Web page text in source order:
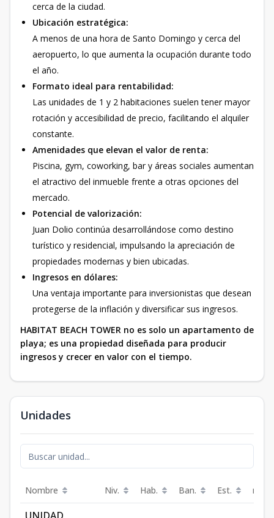
cerca de la ciudad.
Ubicación estratégica:
A menos de una hora de Santo Domingo y cerca del
aeropuerto, lo que aumenta la ocupación durante todo
el año.
Formato ideal para rentabilidad:
Las unidades de 1 y 2 habitaciones suelen tener mayor
rotación y accesibilidad de precio, facilitando el alquiler
constante.
Amenidades que elevan el valor de renta:
Piscina, gym, coworking, bar y áreas sociales aumentan
el atractivo del inmueble frente a otras opciones del
mercado.
Potencial de valorización:
Juan Dolio continúa desarrollándose como destino
turístico y residencial, impulsando la apreciación de
propiedades modernas y bien ubicadas.
Ingresos en dólares:
Una ventaja importante para inversionistas que desean
protegerse de la inflación y diversificar sus ingresos.
HABITAT BEACH TOWER no es solo un apartamento de
playa; es una propiedad diseñada para producir
ingresos y crecer en valor con el tiempo.
Unidades
Nombre Niv. Hab. Ban. Est. m²